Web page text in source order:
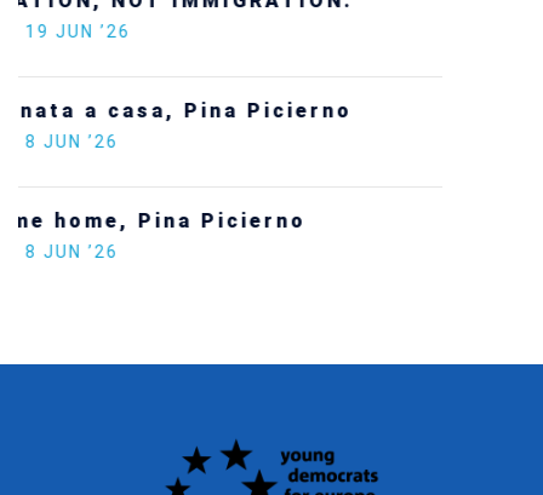
SECGEN, 24 FEB ’26
Europe on the situation in Venezuela
SECGEN,5 JAN ’26
Increasing Youth Participation in
Politics